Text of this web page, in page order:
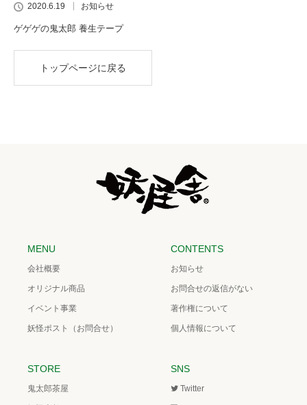
2020.6.19 お知らせ
ゲゲゲの鬼太郎 養生テープ
トップページに戻る
MENU
会社概要
オリジナル商品
イベント事業
妖怪ポスト（お問合せ）
CONTENTS
お知らせ
お問合せの返信がない
著作権について
個人情報について
STORE
鬼太郎茶屋
SNS
Twitter